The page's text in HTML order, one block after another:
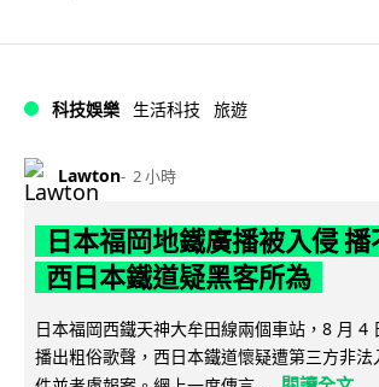
科技娛樂 生活科技 旅遊
Lawton 2 小時
日本福岡地鐵廣播被入侵
西日本鐵道疑黑客所為
日本福岡西鐵天神大牟田線兩個車站，8 月 4
播出粗俗歌聲，西日本鐵道懷疑遭第三方非